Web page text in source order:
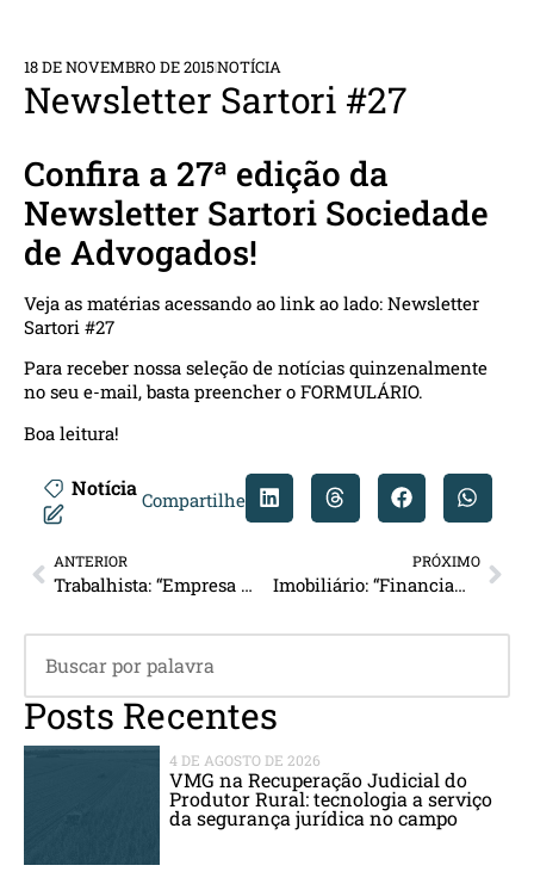
18 DE NOVEMBRO DE 2015NOTÍCIA
Newsletter Sartori #27
Confira a 27ª edição da
Newsletter Sartori Sociedade
de Advogados!
Veja as matérias acessando ao link ao lado: Newsletter
Sartori #27
Para receber nossa seleção de notícias quinzenalmente
no seu e-mail, basta preencher o FORMULÁRIO.
Boa leitura!
Notícia Compartilhe
ANTERIOR
Trabalhista: “Empresa pode ser autuada mesmo após assinar TAC com MPT”
PRÓXIMO
Imobiliário: “Financiamento de imóveis MCMV tem teto elevado”
Posts Recentes
4 DE AGOSTO DE 2026
VMG na Recuperação Judicial do
Produtor Rural: tecnologia a serviço
da segurança jurídica no campo